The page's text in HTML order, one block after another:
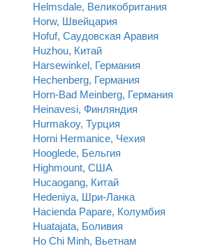
Helmsdale, Великобритания
Horw, Швейцария
Hofuf, Саудовская Аравия
Huzhou, Китай
Harsewinkel, Германия
Hechenberg, Германия
Horn-Bad Meinberg, Германия
Heinavesi, Финляндия
Hurmakoy, Турция
Horni Hermanice, Чехия
Hooglede, Бельгия
Highmount, США
Hucaogang, Китай
Hedeniya, Шри-Ланка
Hacienda Papare, Колумбия
Huatajata, Боливия
Ho Chi Minh, Вьетнам